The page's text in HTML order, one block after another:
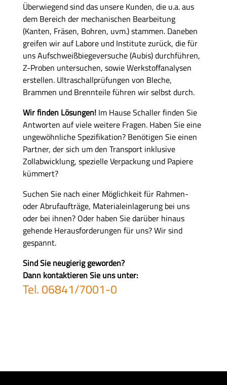
Überwiegend sind das unsere Kunden, die u.a. aus
dem Bereich der mechanischen Bearbeitung
(Kanten, Fräsen, Bohren, uvm.) stammen. Daneben
greifen wir auf Labore und Institute zurück, die für
uns Aufschweißbiegeversuche (Aubis) durchführen,
Z-Proben untersuchen, sowie Werkstoffanalysen
erstellen. Ultraschallprüfungen von Bleche,
Brammen und Brennteile führen wir selbst durch.
Wir finden Lösungen!Im Hause Schaller finden Sie
Antworten auf viele weitere Fragen. Haben Sie eine
ungewöhnliche Spezifikation? Benötigen Sie einen
Partner, der sich um den Transport inklusive
Zollabwicklung, spezielle Verpackung und Papiere
kümmert?
Suchen Sie nach einer Möglichkeit für Rahmen-
oder Abrufaufträge, Materialeinlagerung bei uns
oder bei ihnen? Oder haben Sie darüber hinaus
gehende Herausforderungen für uns? Wir sind
gespannt.
Sind Sie neugierig geworden?
Dann kontaktieren Sie uns unter:
Tel. 06841/7001-0